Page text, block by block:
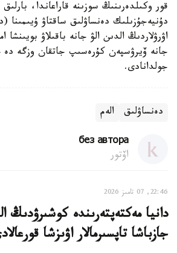
قور وكىلدەرىنىڭ سوزىنە قاراعاندا،
دۇنيەجۇزىلىك دەنساۋلىق ساقتاۋ
اۋرۋلاردىڭ الدىن الۋ جانە باقىلاۋ بويىنشا
جانە ۆيرۋسپەن كۇرەسىپ جاتقان وزگە دە
جولدانادى.
دەنساۋلىق الەم
без автора
اۆتور
22:46, 07 تامىز 2026
دانيا مەكتەپتەرىندە كوشىرۋدىڭ
جازباشا تاپسىرمالار اۋىزشا